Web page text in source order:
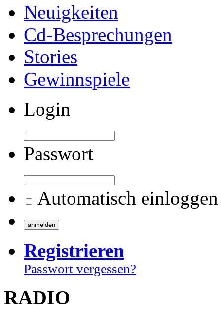
Neuigkeiten
Cd-Besprechungen
Stories
Gewinnspiele
Login
Passwort
Automatisch einloggen
Registrieren
Passwort vergessen?
RADIO